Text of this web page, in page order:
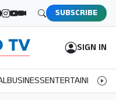
SUBSCRIBE
SIGN IN
BUSINESSENTERTAINMENT